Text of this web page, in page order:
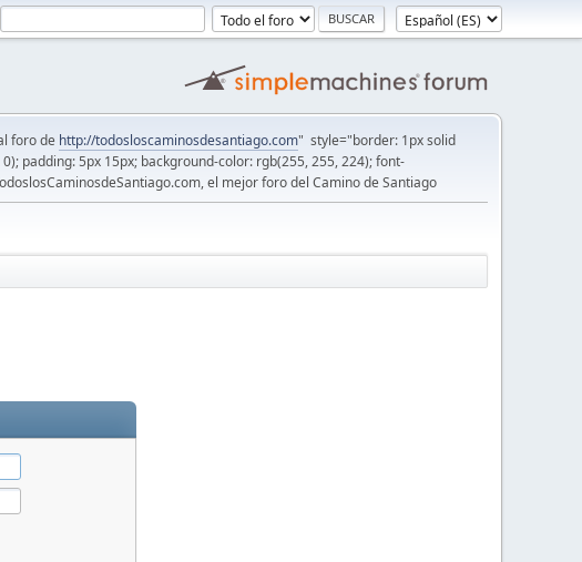
foro de http://todosloscaminosdesantiago.com" style="border: 1px solid
padding: 5px 15px; background-color: rgb(255, 255, 224); font-
el mejor foro del Camino de Santiago